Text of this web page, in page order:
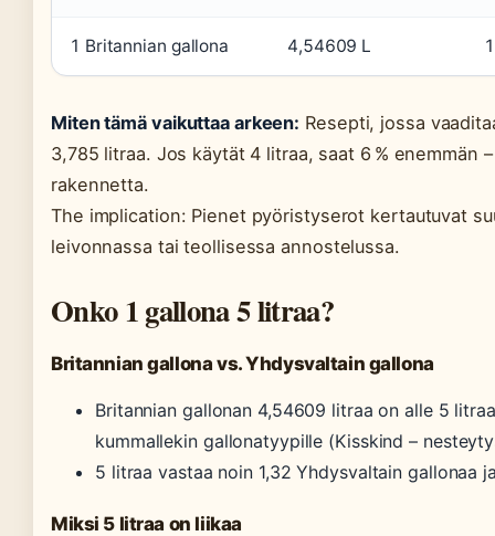
1 Britannian gallona 4,54609 L
Miten tämä vaikuttaa arkeen: Resepti, jossa
3,785 litraa. Jos käytät 4 litraa, saat 6 % enemmän
rakennetta.
The implication: Pienet pyöristyserot kertautuvat
leivonnassa tai teollisessa annostelussa.
Onko 1 gallona 5 litraa?
Britannian gallona vs. Yhdysvaltain gallona
Britannian gallonan 4,54609 litraa on alle 5
kummallekin gallonatyypille (Kisskind –
5 litraa vastaa noin 1,32 Yhdysvaltain gallonaa
Miksi 5 litraa on liikaa